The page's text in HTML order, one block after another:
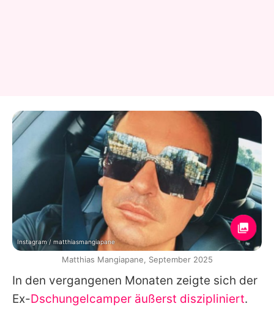
In den vergangenen Monaten zeigte sich der
Ex-Dschungelcamper äußerst diszipliniert.
Instagram / matthiasmangiapane
Matthias Mangiapane, September 2025